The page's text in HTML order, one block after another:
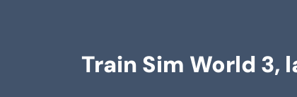
Train Sim World 3,